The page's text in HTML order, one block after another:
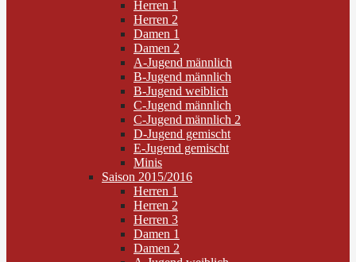
Herren 1
Herren 2
Damen 1
Damen 2
A-Jugend männlich
B-Jugend männlich
B-Jugend weiblich
C-Jugend männlich
C-Jugend männlich 2
D-Jugend gemischt
E-Jugend gemischt
Minis
Saison 2015/2016
Herren 1
Herren 2
Herren 3
Damen 1
Damen 2